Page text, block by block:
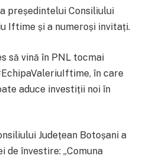
președintelui Consiliului
Iftime și a numeroși invitați.
să vină în PNL tocmai
în care
aduce investiții noi în
Județean Botoșani a
de învestire: „Comuna